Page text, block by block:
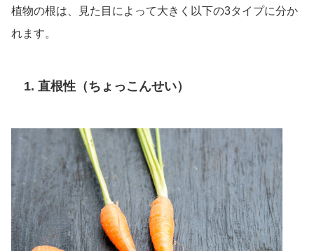
植物の根は、見た目によって大きく以下の3タイプに分か
れます。
1. 直根性（ちょっこんせい）